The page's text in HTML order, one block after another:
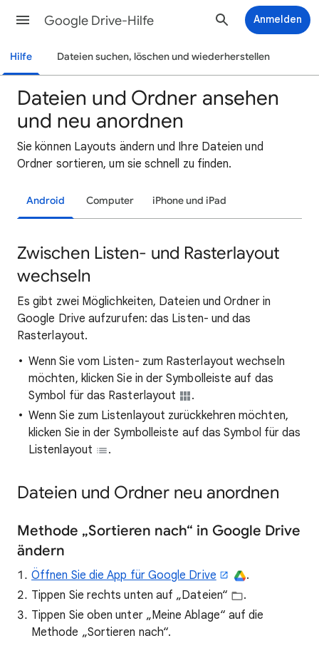
Google Drive-Hilfe Anmelden
Hilfe Dateien suchen, löschen und wiederherstellen
Dateien und Ordner ansehen
und neu anordnen
Sie können Layouts ändern und Ihre Dateien und
Ordner sortieren, um sie schnell zu finden.
Android Computer iPhone und iPad
Zwischen Listen- und Rasterlayout
wechseln
Es gibt zwei Möglichkeiten, Dateien und Ordner in
Google Drive aufzurufen: das Listen- und das
Rasterlayout.
Wenn Sie vom Listen- zum Rasterlayout wechseln
möchten, klicken Sie in der Symbolleiste auf das
Symbol für das Rasterlayout
.
Wenn Sie zum Listenlayout zurückkehren möchten,
klicken Sie in der Symbolleiste auf das Symbol für das
Listenlayout
.
Dateien und Ordner neu anordnen
Methode „Sortieren nach“ in Google Drive
ändern
Öffnen Sie die App für Google Drive
.
Tippen Sie rechts unten auf „Dateien“
.
Tippen Sie oben unter „Meine Ablage“ auf die
Methode „Sortieren nach“.